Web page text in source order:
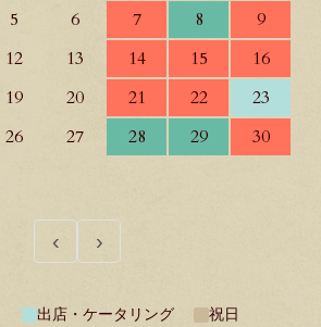
5 6 7 8
9
12 13 14 15
16
19 20 21 22
23
26 27 28 29
30
‹ ›
出店・ケータリング
祝日